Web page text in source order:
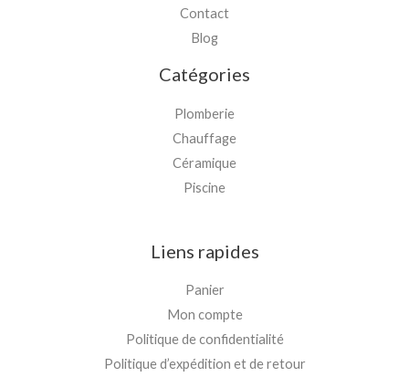
Contact
Blog
Catégories
Plomberie
Chauffage
Céramique
Piscine
Liens rapides
Panier
Mon compte
Politique de confidentialité
Politique d’expédition et de retour